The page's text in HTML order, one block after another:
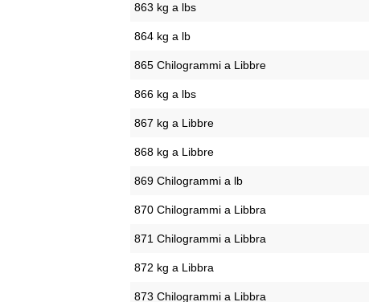
863 kg a lbs
864 kg a lb
865 Chilogrammi a Libbre
866 kg a lbs
867 kg a Libbre
868 kg a Libbre
869 Chilogrammi a lb
870 Chilogrammi a Libbra
871 Chilogrammi a Libbra
872 kg a Libbra
873 Chilogrammi a Libbra